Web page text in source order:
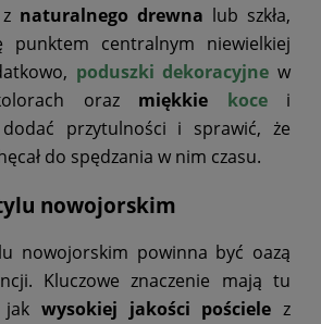
z naturalnego drewna lub szkła,
centralnym niewielkiej
poduszki dekoracyjne w
oraz miękkie kocei
przytulności i sprawić, że
do spędzania w nim czasu.
nowojorskim
nowojorskim powinna być oazą
Kluczowe znaczenie mają tu
wysokiej jakości pościele z